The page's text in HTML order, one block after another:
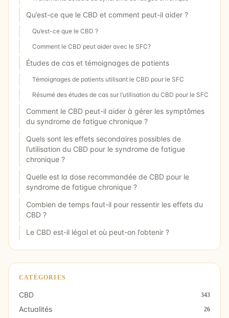
Qu’est-ce que le CBD et comment peut-il aider ?
Qu’est-ce que le CBD ?
Comment le CBD peut aider avec le SFC?
Études de cas et témoignages de patients
Témoignages de patients utilisant le CBD pour le SFC
Résumé des études de cas sur l’utilisation du CBD pour le SFC
Comment le CBD peut-il aider à gérer les symptômes
du syndrome de fatigue chronique ?
Quels sont les effets secondaires possibles de
l’utilisation du CBD pour le syndrome de fatigue
chronique ?
Quelle est la dose recommandée de CBD pour le
syndrome de fatigue chronique ?
Combien de temps faut-il pour ressentir les effets du
CBD ?
Le CBD est-il légal et où peut-on l’obtenir ?
CATÉGORIES
CBD 343
Actualités 26